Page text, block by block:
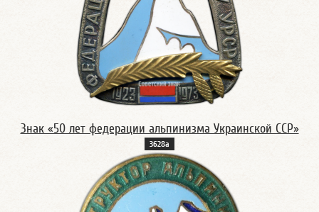
Знак «50 лет федерации альпинизма Украинской ССР»
3628а